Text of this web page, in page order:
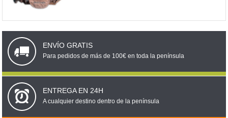
ENVÍO GRATIS
Para pedidos de más de 100€ en toda la península
ENTREGA EN 24H
A cualquier destino dentro de la península